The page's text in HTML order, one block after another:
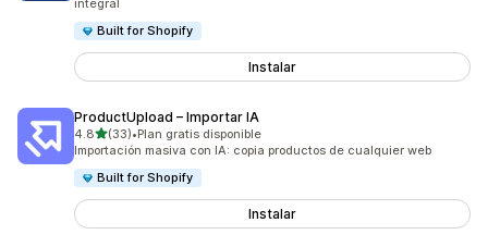
integral
Built for Shopify
Instalar
ProductUpload – Importar IA
4.8de 5 estrellas
(33)
33 reseñas en total
•Plan gratis disponible
Importación masiva con IA: copia productos de cualquier web
Built for Shopify
Instalar